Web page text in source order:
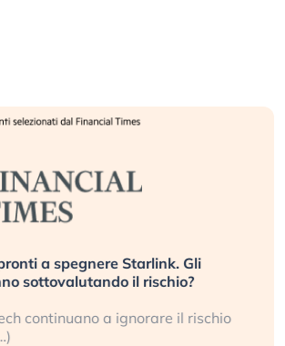
a spegnere Starlink. Gli
sottovalutando il rischio?
continuano a ignorare il rischio